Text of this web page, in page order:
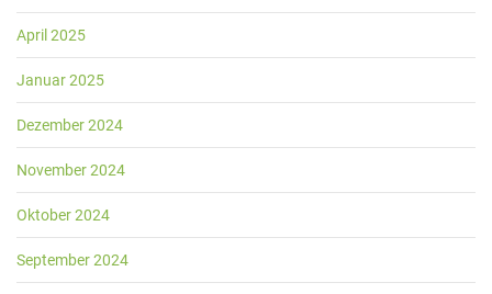
April 2025
Januar 2025
Dezember 2024
November 2024
Oktober 2024
September 2024